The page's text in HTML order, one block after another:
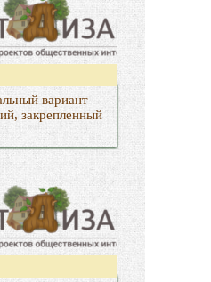
вариант
закрепленный